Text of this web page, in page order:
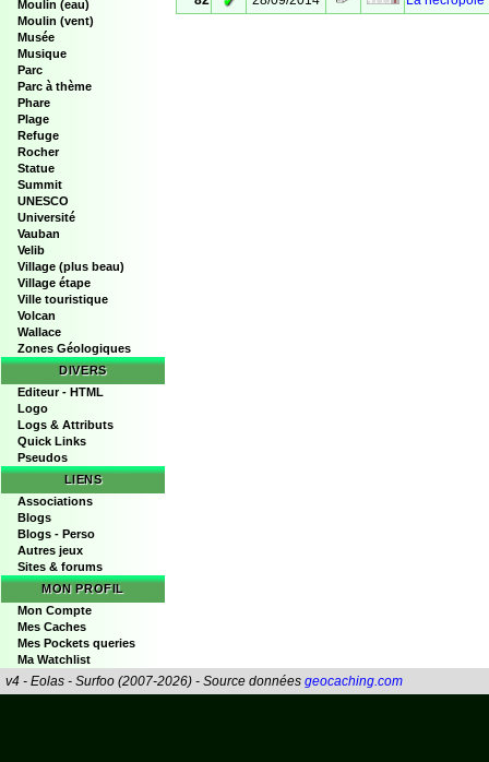
Moulin (eau)
Moulin (vent)
Musée
Musique
Parc
Parc à thème
Phare
Plage
Refuge
Rocher
Statue
Summit
UNESCO
Université
Vauban
Velib
Village (plus beau)
Village étape
Ville touristique
Volcan
Wallace
Zones Géologiques
DIVERS
Editeur - HTML
Logo
Logs & Attributs
Quick Links
Pseudos
LIENS
Associations
Blogs
Blogs - Perso
Autres jeux
Sites & forums
MON PROFIL
Mon Compte
Mes Caches
Mes Pockets queries
Ma Watchlist
v4 - Eolas - Surfoo (2007-2026) - Source données geocaching.com